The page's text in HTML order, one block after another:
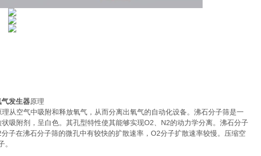
发生器原理
从空气中吸附和释放氧气，从而分离出氧气的自动化设备。沸石分子筛是一
吸附剂，呈白色。其孔型特性使其能够实现O2、N2的动力学分离。沸石分子
子在沸石分子筛的微孔中有较快的扩散速率，O2分子扩散速率较慢。压缩空